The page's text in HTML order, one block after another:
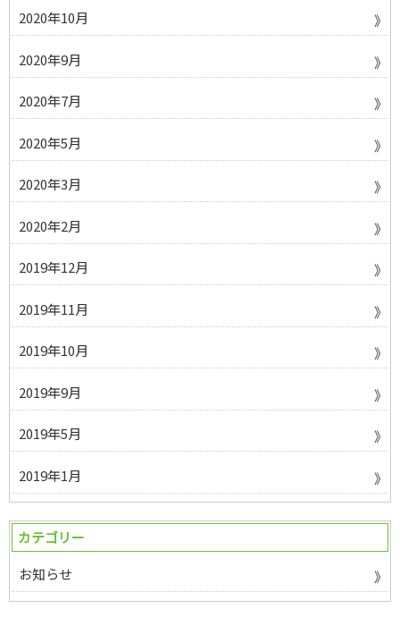
2020年10月
2020年9月
2020年7月
2020年5月
2020年3月
2020年2月
2019年12月
2019年11月
2019年10月
2019年9月
2019年5月
2019年1月
カテゴリー
お知らせ